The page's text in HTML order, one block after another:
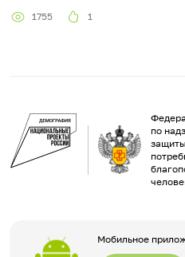
1755 1
по
Мобильное